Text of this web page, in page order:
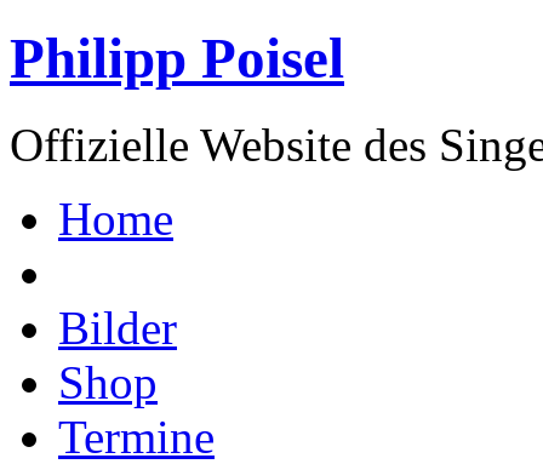
Philipp Poisel
Offizielle Website des
Home
Bilder
Shop
Termine